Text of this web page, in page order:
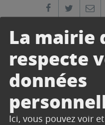
La mairie
respecte
données
Ici, vous pouvez voir
Partager
VOIR LES